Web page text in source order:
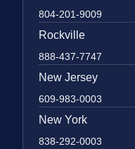
804-201-9009
Rockville
888-437-7747
New Jersey
609-983-0003
New York
838-292-0003